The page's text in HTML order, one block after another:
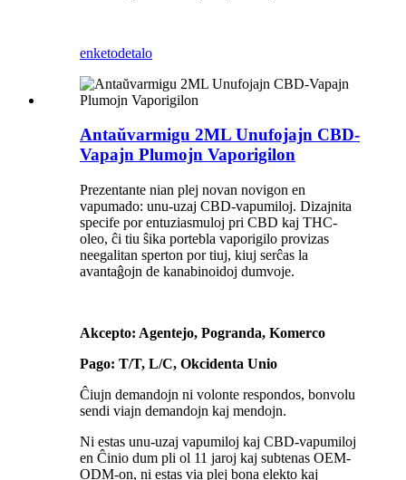
enketodetalo
Antaŭvarmigu 2ML Unufojajn CBD-
Vapajn Plumojn Vaporigilon
Prezentante nian plej novan novigon en
vapumado: unu-uzaj CBD-vapumiloj. Dizajnita
specife por entuziasmuloj pri CBD kaj THC-
oleo, ĉi tiu ŝika portebla vaporigilo provizas
neegalitan sperton por tiuj, kiuj serĉas la
avantaĝojn de kanabinoidoj dumvoje.
Akcepto: Agentejo, Pogranda, Komerco
Pago: T/T, L/C, Okcidenta Unio
Ĉiujn demandojn ni volonte respondos, bonvolu
sendi viajn demandojn kaj mendojn.
Ni estas unu-uzaj vapumiloj kaj CBD-vapumiloj
en Ĉinio dum pli ol 11 jaroj kaj subtenas OEM-
ODM-on, ni estas via plej bona elekto kaj